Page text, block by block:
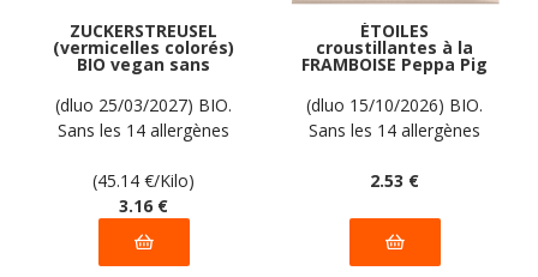
ZUCKERSTREUSEL
(vermicelles colorés)
BIO vegan sans
allergènes AGAVA : 70
grammes
(dluo 25/03/2027) BIO.
Sans les 14 allergènes
(45.14 €/Kilo)
3.16 €
ÉTOILES
croustillantes à la
FRAMBOISE Peppa Pig
BIO vegan sans
allergènes Krümel :
20 grammes
(dluo 15/10/2026) BIO.
Sans les 14 allergènes
2.53 €